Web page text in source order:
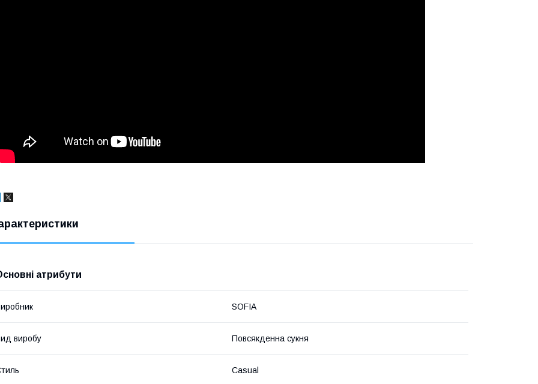
атрибути
SOFIA
виробу Повсякденна сукня
Casual